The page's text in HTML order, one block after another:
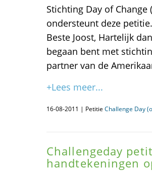
Stichting Day of
ondersteunt deze
Beste Joost, Hartelijk
begaan bent met
partner van de
+Lees meer...
16-08-2011 | Petitie Challenge Day
Challengeday
handtekeningen